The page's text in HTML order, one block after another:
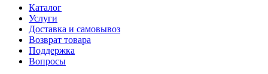
Каталог
Услуги
Доставка и самовывоз
Возврат товара
Поддержка
Вопросы